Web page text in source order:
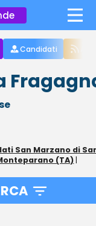
×
Candidati
San Marzano di
(TA) |